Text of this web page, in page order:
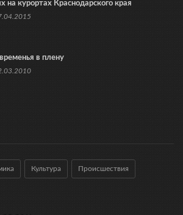
на курортах Краснодарского края
в плену
Культура Происшествия